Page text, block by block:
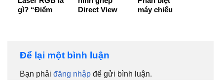
gì? “Điểm
Direct View
máy chiếu
Để lại một bình luận
Bạn phải đăng nhập để gửi bình luận.